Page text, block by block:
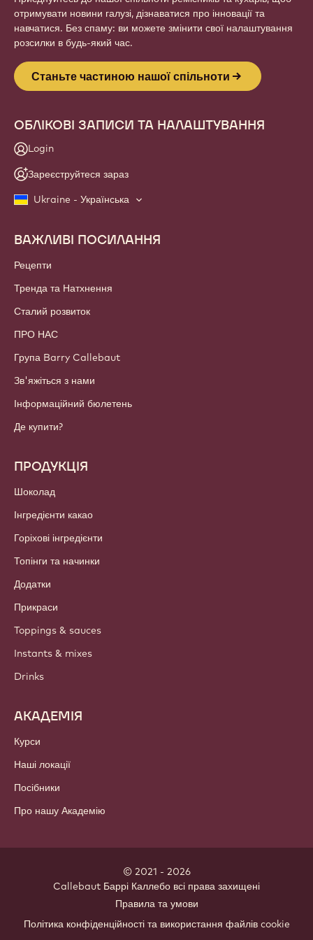
отримувати новини галузі, дізнаватися про інновації та
навчатися. Без спаму: ви можете змінити свої налаштування
розсилки в будь-який час.
Станьте частиною нашої спільноти
ОБЛІКОВІ ЗАПИСИ ТА НАЛАШТУВАННЯ
Login
Зареєструйтеся зараз
Ukraine - Українська
Footer
Callebaut
ВАЖЛИВІ ПОСИЛАННЯ
Рецепти
Тренда та Натхнення
Сталий розвиток
ПРО НАС
Група Barry Callebaut
Зв'яжіться з нами
Інформаційний бюлетень
Де купити?
ПРОДУКЦІЯ
Шоколад
Інгредієнти какао
Горіхові інгредієнти
Топінги та начинки
Додатки
Прикраси
Toppings & sauces
Instants & mixes
Drinks
АКАДЕМІЯ
Курси
Наші локації
Посібники
Про нашу Академію
© 2021 - 2026
Callebaut Баррі Каллебо всі права захищені
Правила та умови
Політика конфіденційності та використання файлів cookie